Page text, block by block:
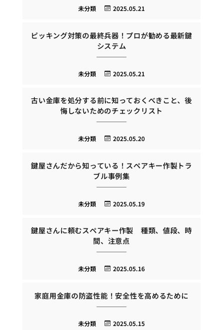
2025.05.21
未分類
ピッキング対策の最終兵器！プロが勧める最新鍵
システム
2025.05.21
未分類
古い金庫を処分する前に知っておくべきこと、後
悔しないためのチェックリスト
2025.05.20
未分類
鍵屋さんだから知っている！スペアキー作製トラ
ブル事例集
2025.05.19
未分類
鍵屋さんに頼むスペアキー作製 種類、値段、時
間、注意点
2025.05.16
未分類
家庭用金庫の防盗性能！安全性を高めるために
2025.05.15
未分類